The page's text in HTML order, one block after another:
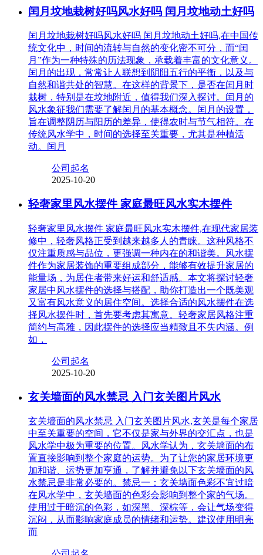
闰月坟地栽树好吗风水好吗 闰月坟地动土好吗
闰月坟地栽树好吗风水好吗 闰月坟地动土好吗,在中国传
统文化中，时间的流转与自然的变化密不可分，而“闰
月”作为一种特殊的历法现象，承载着丰富的文化意义。
闰月的出现，常常让人联想到阴阳五行的平衡，以及与
自然和谐共处的智慧。在这样的背景下，是否在闰月时
栽树，特别是在坟地附近，值得我们深入探讨。闰月的
风水象征我们需要了解闰月的基本概念。闰月的设置，
旨在调整阴历与阳历的差异，使得农时与节气相符。在
传统风水学中，时间的选择至关重要，尤其是种植活
动。闰月
公司起名
2025-10-20
轻奢家里风水摆件 家庭最旺风水实木摆件
轻奢家里风水摆件 家庭最旺风水实木摆件,在现代家居装
修中，轻奢风格正受到越来越多人的青睐。这种风格不
仅注重质感与品位，更强调一种内在的和谐美。风水摆
件作为家居装饰的重要组成部分，能够有效提升家居的
能量场，为居住者带来好运和舒适感。本文将探讨轻奢
家居中风水摆件的选择与搭配，助你打造出一个既美观
又富有风水意义的居住空间。选择合适的风水摆件在选
择风水摆件时，首先要考虑其寓意。轻奢家居风格注重
简约与高雅，因此摆件的选择应当精致且不失内涵。例
如，
公司起名
2025-10-20
玄关墙面的风水禁忌 入门玄关图片风水
玄关墙面的风水禁忌 入门玄关图片风水,玄关是每个家居
中至关重要的空间，它不仅是家与外界的交汇点，也是
风水学中极为重要的位置。风水学认为，玄关墙面的布
置直接影响到整个家庭的运势。为了让您的家居环境更
加和谐、运势更加亨通，了解并避免以下玄关墙面的风
水禁忌是非常必要的。禁忌一：玄关墙面色彩不宜过暗
在风水学中，玄关墙面的色彩会影响到整个家的气场。
使用过于暗沉的色彩，如深黑、深棕等，会让气场变得
沉闷，从而影响家庭成员的情绪和运势。建议使用明亮
而